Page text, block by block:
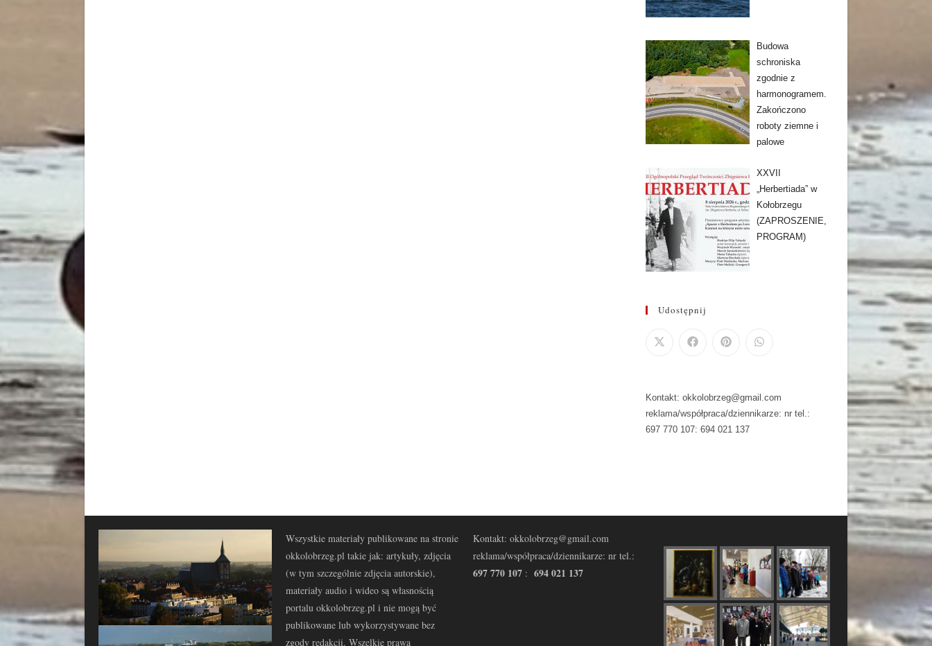
Budowa
schroniska
zgodnie z
harmonogramem.
Zakończono
roboty ziemne i
palowe
XXVII
„Herbertiada” w
Kołobrzegu
(ZAPROSZENIE,
PROGRAM)
Udostępnij
Kontakt: okkolobrzeg@gmail.com
reklama/współpraca/dziennikarze: nr tel.:
697 770 107: 694 021 137
Wszystkie materiały publikowane na stronie
okkolobrzeg.pl takie jak: artykuły, zdjęcia
(w tym szczególnie zdjęcia autorskie),
materiały audio i wideo są własnością
portalu okkolobrzeg.pl i nie mogą być
publikowane lub wykorzystywane bez
zgody redakcji. Wszelkie prawa
Kontakt: okkolobrzeg@gmail.com
reklama/współpraca/dziennikarze: nr tel.:
697 770 107 : 694 021 137